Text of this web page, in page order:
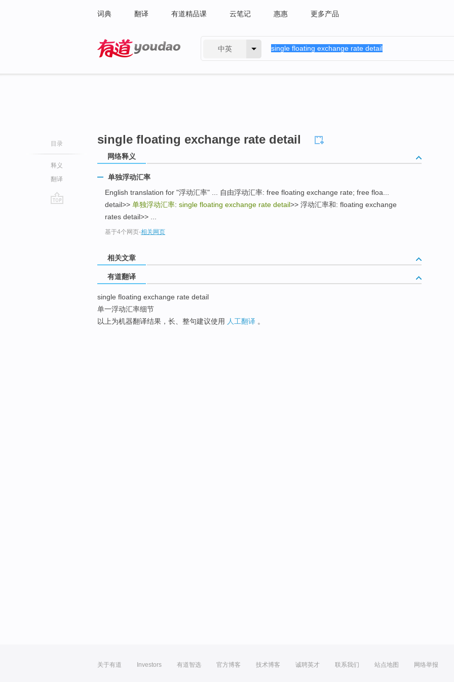
词典 翻译 有道精品课 云笔记 惠惠 更多产品
中英
目录
释义
翻译
single floating exchange rate detail
网络释义
单独浮动汇率
English translation for "浮动汇率" ... 自由浮动汇率: free floating exchange rate; free floa...
detail>> 单独浮动汇率: single floating exchange rate detail>> 浮动汇率和: floating exchange
rates detail>> ...
基于4个网页-相关网页
相关文章
有道翻译
single floating exchange rate detail
单一浮动汇率细节
以上为机器翻译结果，长、整句建议使用 人工翻译 。
关于有道 Investors 有道智选 官方博客 技术博客 诚聘英才 联系我们 站点地图 网络举报